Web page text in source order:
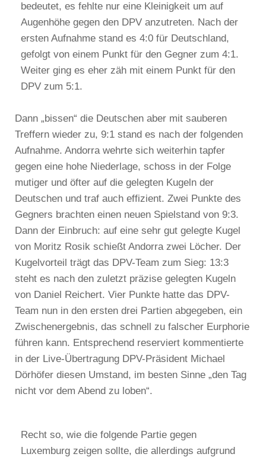
bedeutet, es fehlte nur eine Kleinigkeit um auf
Augenhöhe gegen den DPV anzutreten. Nach der
ersten Aufnahme stand es 4:0 für Deutschland,
gefolgt von einem Punkt für den Gegner zum 4:1.
Weiter ging es eher zäh mit einem Punkt für den
DPV zum 5:1.
Dann „bissen“ die Deutschen aber mit sauberen
Treffern wieder zu, 9:1 stand es nach der folgenden
Aufnahme. Andorra wehrte sich weiterhin tapfer
gegen eine hohe Niederlage, schoss in der Folge
mutiger und öfter auf die gelegten Kugeln der
Deutschen und traf auch effizient. Zwei Punkte des
Gegners brachten einen neuen Spielstand von 9:3.
Dann der Einbruch: auf eine sehr gut gelegte Kugel
von Moritz Rosik schießt Andorra zwei Löcher. Der
Kugelvorteil trägt das DPV-Team zum Sieg: 13:3
steht es nach den zuletzt präzise gelegten Kugeln
von Daniel Reichert. Vier Punkte hatte das DPV-
Team nun in den ersten drei Partien abgegeben, ein
Zwischenergebnis, das schnell zu falscher Eurphorie
führen kann. Entsprechend reserviert kommentierte
in der Live-Übertragung DPV-Präsident Michael
Dörhöfer diesen Umstand, im besten Sinne „den Tag
nicht vor dem Abend zu loben“.
Recht so, wie die folgende Partie gegen
Luxemburg zeigen sollte, die allerdings aufgrund